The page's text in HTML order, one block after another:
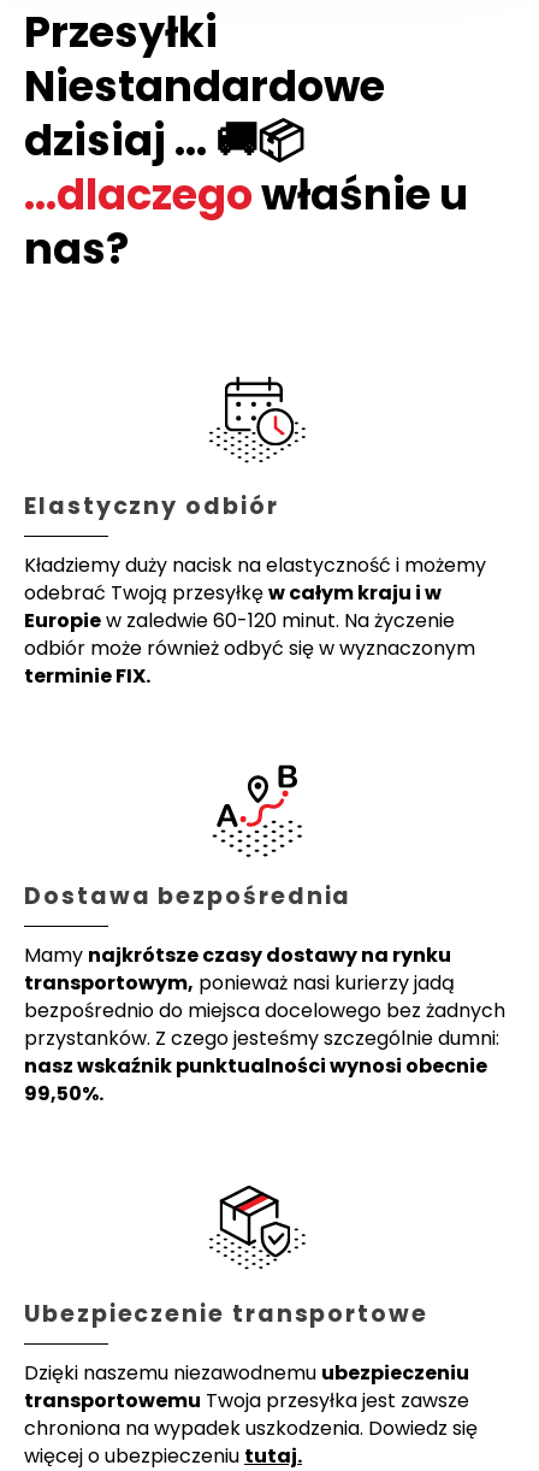
Przesyłki
Niestandardowe
dzisiaj ... 🚚📦
...dlaczegowłaśnie u
nas?
Elastyczny odbiór
Kładziemy duży nacisk na elastyczność i możemy
odebrać Twoją przesyłkęw całym kraju i w
Europiew zaledwie 60-120 minut. Na życzenie
odbiór może również odbyć się w wyznaczonym
terminie FIX.
Dostawa bezpośrednia
Mamy najkrótsze czasy dostawy na rynku
transportowym, ponieważ nasi kurierzy jadą
bezpośrednio do miejsca docelowego bez żadnych
przystanków. Z czego jesteśmy szczególnie dumni:
nasz wskaźnik punktualności wynosi obecnie
99,50%.
Ubezpieczenie transportowe
Dzięki naszemu niezawodnemu ubezpieczeniu
transportowemu Twoja przesyłka jest zawsze
chroniona na wypadek uszkodzenia. Dowiedz się
więcej o ubezpieczeniu tutaj.